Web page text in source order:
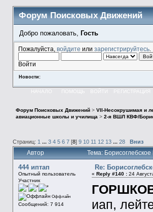
Форум Поисковых Движений
Добро пожаловать, Гость
Пожалуйста, войдите или зарегистрируйтесь.
Войти
Новости:
НАЧАЛО ПОМОЩЬ ВОЙТИ РЕГИСТРАЦИЯ
Форум Поисковых Движений> VII-Несокрушимая и
авиационные школы и училища> 2-я ВШЛ КВФ/
Страниц: 1 ... 3 4 5 6 7[8] 9 10 11 12 13 ... 28 Вниз
Автор Тема:
444 иптап
Опытный пользователь
Участник
Оффлайн
Сообщений: 7 914
Re:
« Reply #140 :24
ГОРШКОВ
иап,